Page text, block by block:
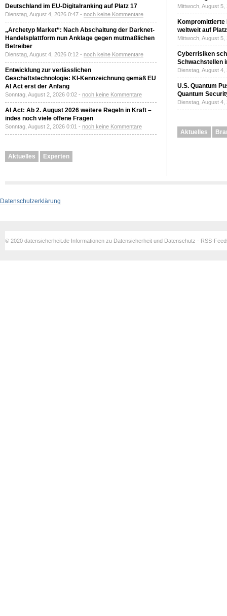
Deutschland im EU-Digitalranking auf Platz 17
Dienstag, August 4, 2026 0:47 - noch keine Kommentare
„Archetyp Market“: Nach Abschaltung der Darknet-
Handelsplattform nun Anklage gegen mutmaßlichen
Betreiber
Dienstag, August 4, 2026 0:12 - noch keine Kommentare
Entwicklung zur verlässlichen
Geschäftstechnologie: KI-Kennzeichnung gemäß EU
AI Act erst der Anfang
Sonntag, August 2, 2026 0:02 - noch keine Kommentare
AI Act: Ab 2. August 2026 weitere Regeln in Kraft –
indes noch viele offene Fragen
Sonntag, August 2, 2026 0:01 - noch keine Kommentare
Aktuelles Experten
Mittwoch, August
Kompromittierte
weltweit auf
Mittwoch, August
Cyberrisiken
Schwachstellen
Dienstag, August
U.S. Quantum
Quantum
Dienstag, August
Aktuelles
Datenschutzerklärung
© 2020 datensicherheit.de Informationen zu Datensicherheit und Datenschutz - RSS-